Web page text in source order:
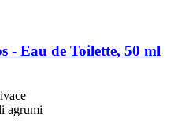
-​ Eau de Toilette, 50 ml
agrumi